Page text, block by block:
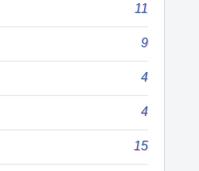
11
9
4
4
15